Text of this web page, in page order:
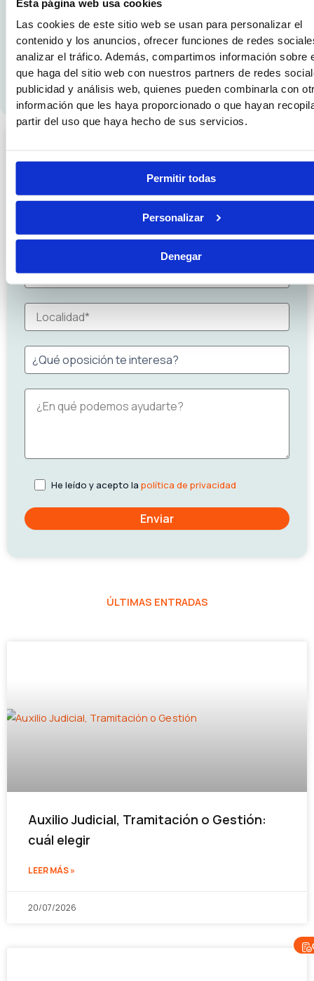
Esta página web usa cookies
Las cookies de este sitio web se usan para personalizar el
contenido y los anuncios, ofrecer funciones de redes
analizar el tráfico. Además, compartimos información sobre
que haga del sitio web con nuestros partners de redes
publicidad y análisis web, quienes pueden combinarla con
información que les haya proporcionado o que hayan
partir del uso que haya hecho de sus servicios.
Permitir todas
Personalizar
Denegar
¡Compártelo en tus redes sociales!
COMPROMISO
He leído y acepto lapolítica de privacidad
ÚLTIMAS ENTRADAS
Auxilio Judicial, Tramitación o Gestión:
cuál elegir
LEER MÁS »
20/07/2026